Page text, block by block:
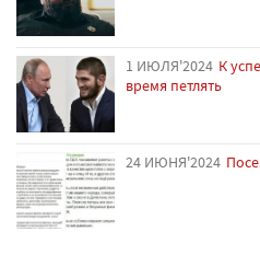
1 ИЮЛЯ'2024 К
время петлять
24 ИЮНЯ'2024